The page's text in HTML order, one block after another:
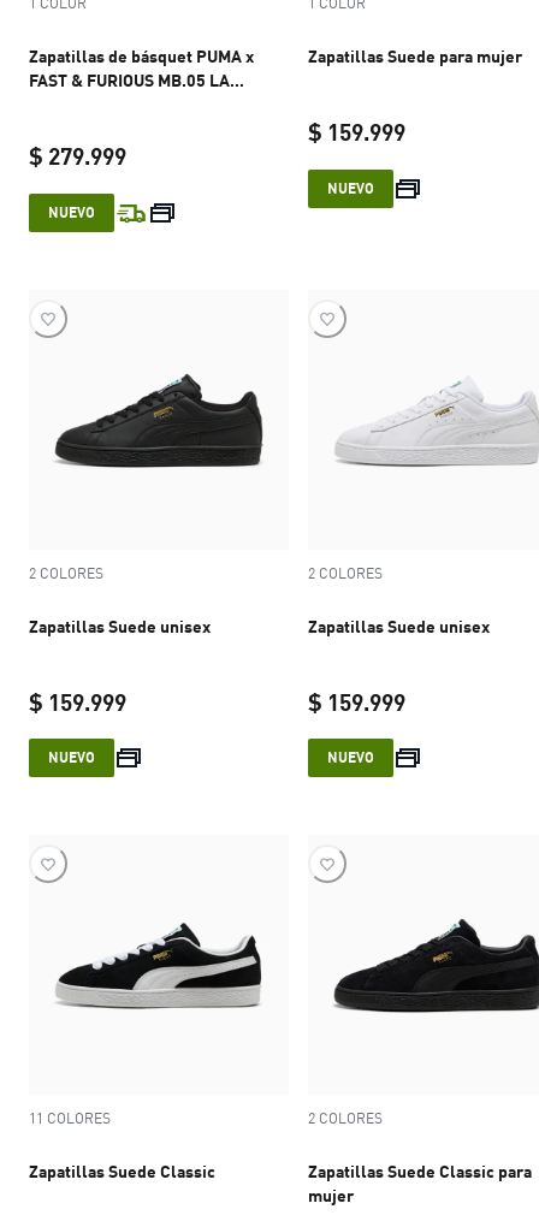
Zapatillas de básquet PUMA x
FAST & FURIOUS MB.05 LA
$ 279.999
current price $ 279.999
NUEVO
Zapatillas Suede para mujer
$ 159.999
current price $
NUEVO
2 COLORES
Zapatillas Suede unisex
$ 159.999
current price $ 159.999
NUEVO
2 COLORES
Zapatillas Suede unisex
$ 159.999
current price $
NUEVO
11 COLORES
Zapatillas Suede Classic
2 COLORES
Zapatillas Suede Classic para
mujer